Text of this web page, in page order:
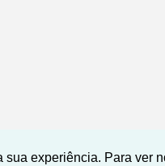
experiência. Para ver